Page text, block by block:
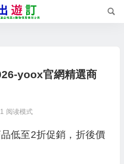
yoox官網精選商
阅读模式
低至2折促銷，折後價